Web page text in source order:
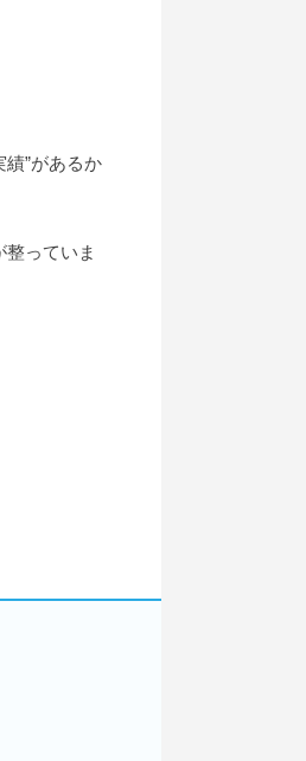
”があるか
っていま